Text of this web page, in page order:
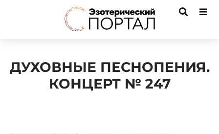
ДУХОВНЫЕ ПЕСНОПЕНИЯ.
КОНЦЕРТ № 247